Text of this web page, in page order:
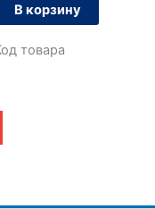
В корзину
товара